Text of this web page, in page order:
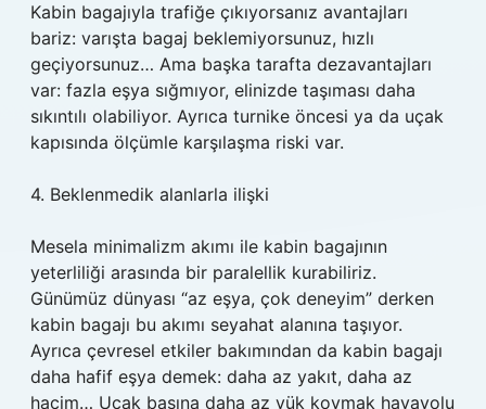
Kabin bagajıyla trafiğe çıkıyorsanız avantajları
bariz: varışta bagaj beklemiyorsunuz, hızlı
geçiyorsunuz… Ama başka tarafta dezavantajları
var: fazla eşya sığmıyor, elinizde taşıması daha
sıkıntılı olabiliyor. Ayrıca turnike öncesi ya da uçak
kapısında ölçümle karşılaşma riski var.
4. Beklenmedik alanlarla ilişki
Mesela minimalizm akımı ile kabin bagajının
yeterliliği arasında bir paralellik kurabiliriz.
Günümüz dünyası “az eşya, çok deneyim” derken
kabin bagajı bu akımı seyahat alanına taşıyor.
Ayrıca çevresel etkiler bakımından da kabin bagajı
daha hafif eşya demek: daha az yakıt, daha az
hacim… Uçak başına daha az yük koymak havayolu